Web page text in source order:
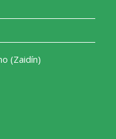
(Zaidín)